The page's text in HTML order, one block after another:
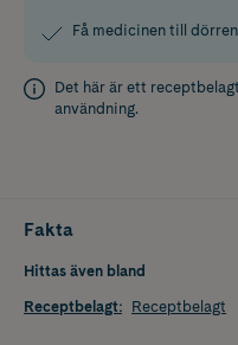
Få medicinen till
Det här är ett
användning.
Fakta
Hittas även bland
Receptbelagt: Receptbelagt